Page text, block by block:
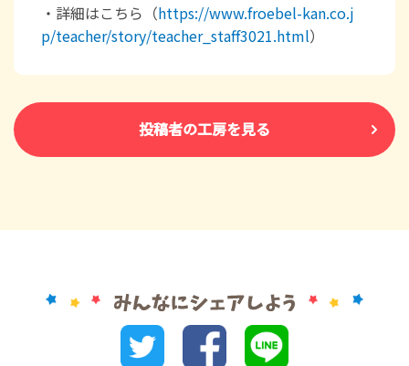
・詳細はこちら（https://www.froebel-kan.co.j
p/teacher/story/teacher_staff3021.html）
投稿者の工房を見る